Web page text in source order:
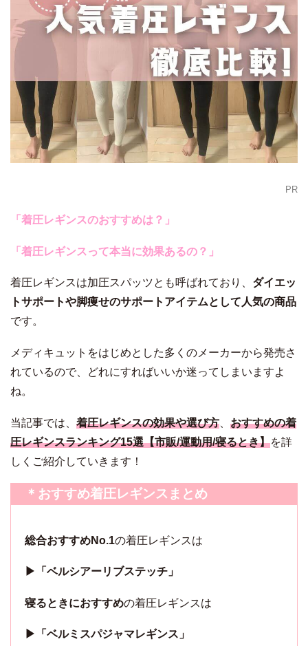
PR
「着圧レギンスのおすすめは？」
「着圧レギンスって本当に効果あるの？」
着圧レギンスは加圧スパッツとも呼ばれており、 ダイエッ
トサポートや脚痩せのサポートアイテムとして人気の商品
です。
メディキュットをはじめとした多くのメーカーから発売さ
れているので、どれにすればいいか迷ってしまいますよ
ね。
当記事では、 着圧レギンスの効果や選び方
おすすめの着
圧レギンスランキング15選【市販/運動用/寝るとき】を詳
しくご紹介していきます！
＊おすすめ着圧レギンスまとめ
総合おすすめNo.1の着圧レギンスは
▶︎「ベルシアーリブステッチ」
寝るときにおすすめの着圧レギンスは
▶︎「ベルミスパジャマレギンス」